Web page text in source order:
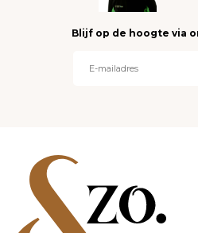
Blijf op de hoogte via